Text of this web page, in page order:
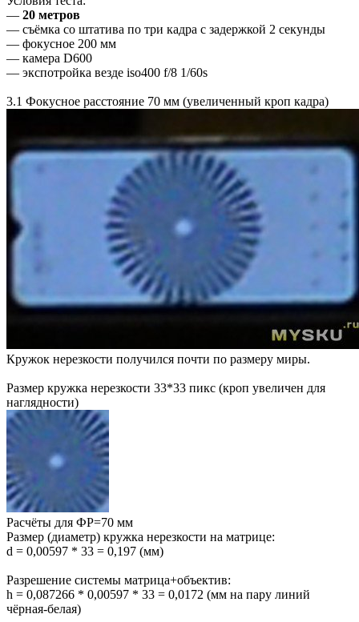
— 20 метров
— съёмка со штатива по три кадра с задержкой 2 секунды
— фокусное 200 мм
— камера D600
— экспотройка везде iso400 f/8 1/60s
3.1 Фокусное расстояние 70 мм (увеличенный кроп кадра)
Кружок нерезкости получился почти по размеру миры.
Размер кружка нерезкости 33*33 пикс (кроп увеличен для
наглядности)
Расчёты для ФР=70 мм
Размер (диаметр) кружка нерезкости на матрице:
d = 0,00597 * 33 = 0,197 (мм)
Разрешение системы матрица+объектив:
h = 0,087266 * 0,00597 * 33 = 0,0172 (мм на пару линий
чёрная-белая)